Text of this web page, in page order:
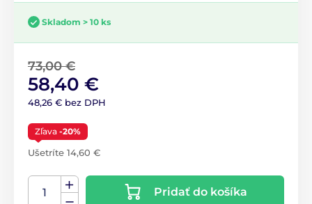
Skladom > 10 ks
73,00 €
58,40 €
48,26 € bez DPH
Zľava -20%
Ušetríte 14,60 €
Pridať do košíka